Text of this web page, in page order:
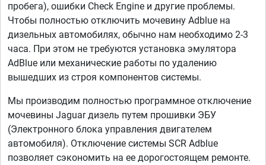
пробега), ошибки Check Engine и другие проблемы.
Чтобы полностью отключить мочевину Adblue на
дизельных автомобилях, обычно нам необходимо 2-3
часа. При этом не требуются установка эмулятора
AdBlue или механические работы по удалению
вышедших из строя компонентов системы.
Мы производим полностью программное отключение
мочевины Jaguar дизель путем прошивки ЭБУ
(Электронного блока управления двигателем
автомобиля). Отключение системы SCR Adblue
позволяет сэкономить на ее дорогостоящем ремонте.